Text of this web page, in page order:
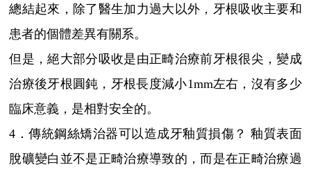
總結起來，除了醫生加力過大以外，牙根吸收主要和
患者的個體差異有關系。
但是，絕大部分吸收是由正畸治療前牙根很尖，變成
治療後牙根圓鈍，牙根長度減小1mm左右，沒有多少
臨床意義，是相對安全的。
4．傳統鋼絲矯治器可以造成牙釉質損傷？ 釉質表面
脫礦變白並不是正畸治療導致的，而是在正畸治療過